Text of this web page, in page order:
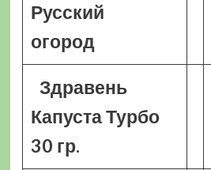
Русский
огород
Здравень
Капуста Турбо
30 гр.